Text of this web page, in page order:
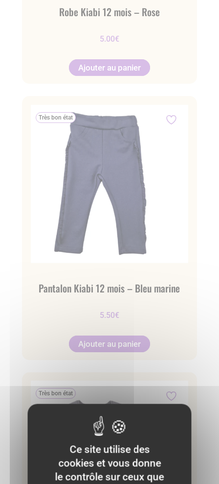
Robe Kiabi 12 mois – Rose
5.00€
Ajouter au panier
Très bon état
Pantalon Kiabi 12 mois – Bleu marine
5.50€
Ajouter au panier
Très bon état
Ce site utilise des
cookies et vous donne
le contrôle sur ceux que